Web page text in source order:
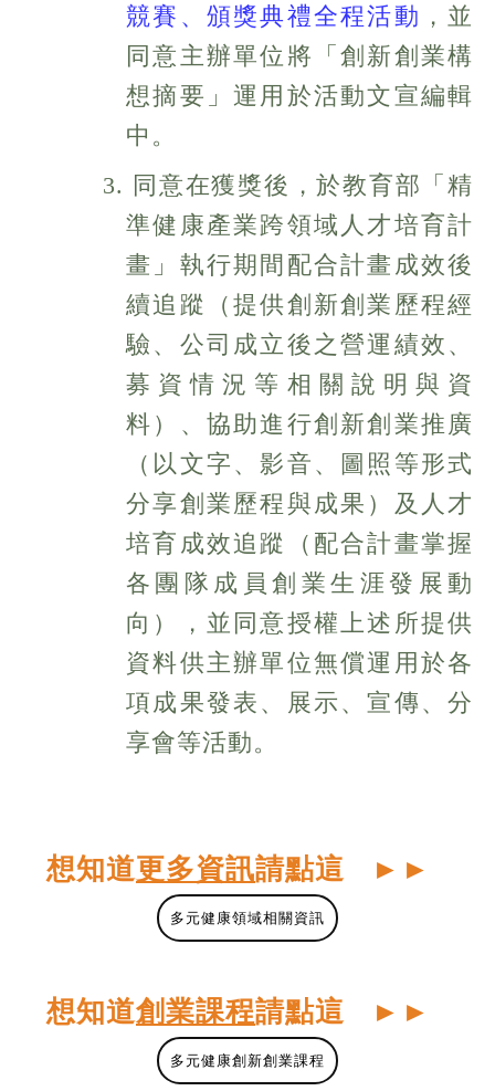
競賽、頒獎典禮全程活動 ，並
同意主辦單位將「創新創業構
想摘要」運用於活動文宣編輯
中。
3. 同意在獲獎後，於教育部「精
準健康產業跨領域人才培育計
畫」執行期間配合計畫成效後
續追蹤（提供創新創業歷程經
驗、公司成立後之營運績效、
募資情況等相關說明與資
料）、協助進行創新創業推廣
（以文字、影音、圖照等形式
分享創業歷程與成果）及人才
培育成效追蹤（配合計畫掌握
各團隊成員創業生涯發展動
向），並同意授權上述所提供
資料供主辦單位無償運用於各
項成果發表、展示、宣傳、分
享會等活動。
想知道更多資訊請點這 ► ►
多元健康領域相關資訊
想知道創業課程請點這 ► ►
多元健康創新創業課程